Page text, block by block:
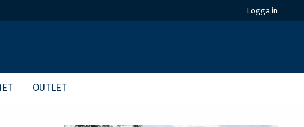
Logga in
OUTLET